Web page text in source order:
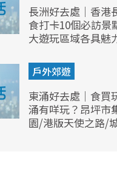
長洲好去處｜香港
食打卡10個必訪景
大遊玩區域各具魅
戶外郊遊
東涌好去處｜食買
涌有咩玩？昂坪市
園/港版天使之路/